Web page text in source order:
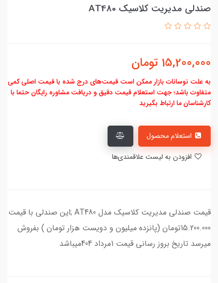
صندلی مدیریت کلاسیک AT480
15,200,000 تومان
به علت نوسانات بازار ممکن است قیمت‌های درج شده با قیمت اصلی کمی
متفاوت باشد؛ جهت استعلام قیمت دقیق و دریافت مشاوره رایگان حتما با
کارشناسان ما ارتباط بگیرید
قیمت صندلی مدیریت کلاسیک مدل AT480 ;این صندلی با قیمت
15.200.000تومان (پانزده میلیون و دویست هزار تومان ) بفروش
میرسد تاریخ بروز رسانی قیمت 1مرداد 404میباشد